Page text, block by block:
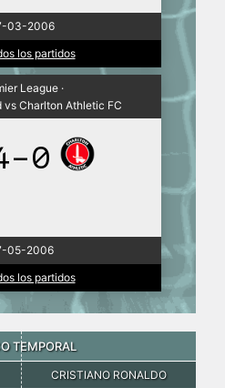
03-2006
los partidos
League ·
vs Charlton Athletic FC
0
05-2006
los partidos
TEMPORAL
CRISTIANO RONALDO